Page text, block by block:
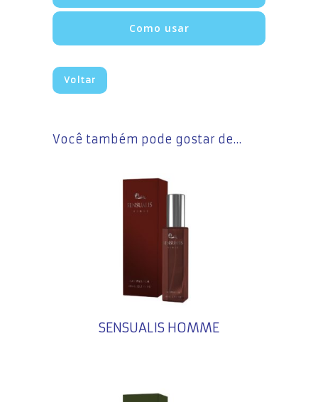
Como usar
Voltar
Você também pode gostar de…
SENSUALIS HOMME